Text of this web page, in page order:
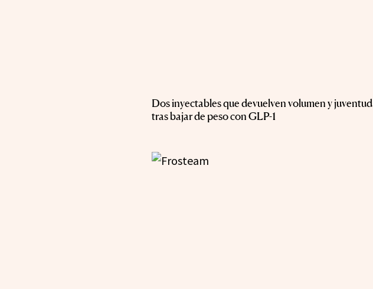
Dos inyectables que devuelven volumen y juventud
tras bajar de peso con GLP-1